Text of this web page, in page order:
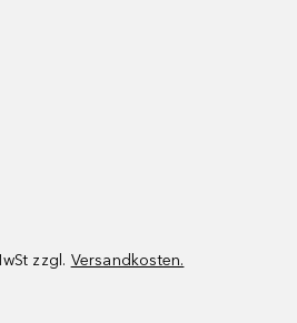
zzgl. Versandkosten.